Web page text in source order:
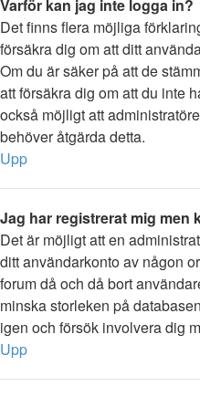
Varför kan jag inte logga in?
Det finns flera möjliga
försäkra dig om att ditt
Om du är säker på att de
att försäkra dig om att du inte
också möjligt att
behöver åtgärda detta.
Upp
Jag har registrerat mig men
Det är möjligt att en
ditt användarkonto av någon
forum då och då bort
minska storleken på
igen och försök involvera dig
Upp